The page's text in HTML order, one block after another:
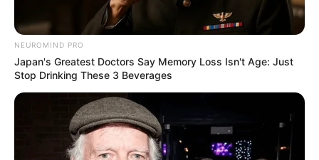
NEUROMIND PRO
Japan's Greatest Doctors Say Memory Loss Isn't Age: Just
Stop Drinking These 3 Beverages